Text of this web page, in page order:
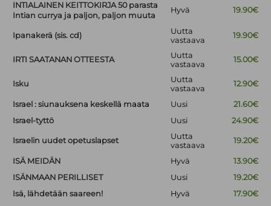
INTIALAINEN KEITTOKIRJA 50 parasta
Intian currya ja paljon, paljon muuta
Hyvä 19.90€
Ipanakerä (sis. cd)
Uutta
vastaava
19.90€
IRTI SAATANAN OTTEESTA
Uutta
vastaava
15.00€
Isku
Uutta
vastaava
12.90€
Israel : siunauksena keskellä maata Uusi
21.60€
Israel-tyttö
Uusi 24.90€
Israelin uudet opetuslapset
Uutta
vastaava
19.20€
ISÄ MEIDÄN Hyvä
13.90€
ISÄNMAAN PERILLISET
Uusi
19.20€
Isä, lähdetään saareen!
Hyvä
17.90€